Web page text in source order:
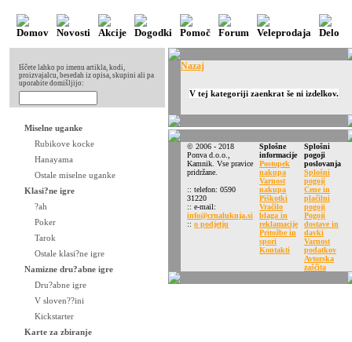
Iščete lahko po imenu artikla, kodi,
proizvajalcu, besedah iz opisa, skupini ali pa
uporabite domišljijo:
Miselne uganke
Rubikove kocke
Hanayama
Ostale miselne uganke
Klasi?ne igre
?ah
Poker
Tarok
Ostale klasi?ne igre
Namizne dru?abne igre
Dru?abne igre
V sloven??ini
Kickstarter
Karte za zbiranje
Nazaj
V tej kategoriji zaenkrat še ni izdelkov.
© 2006 - 2018
Ponva d.o.o.,
Kamnik. Vse pravice
pridržane.
:: telefon: 0590
31220
:: e-mail:
info@crnaluknja.si
:: o podjetju
Splošne
informacije
Postopek
nakupa
Varnost
nakupa
Piškotki
Vračilo
blaga in
reklamacije
Pritožbe in
spori
Kontakti
Splošni
pogoji
poslovanja
Splošni
pogoji
Cene in
plačilni
pogoji
Pogoji
dostave in
davki
Varnost
podatkov
Avtorska
zaščita